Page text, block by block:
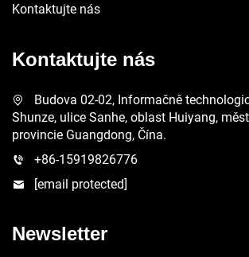
Kontaktujte nás
Kontaktujte nás
Budova 02-02, Informačně
Shunze, ulice Sanhe, oblast Huiyang,
provincie Guangdong, Čína.
+86-15919826776
[email protected]
Newsletter